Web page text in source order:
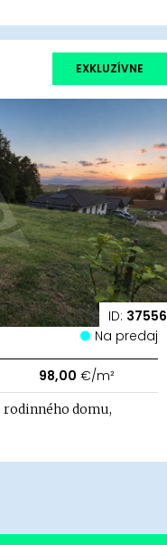
ID: 37556
EXKLUZÍVNE
Na predaj
98,00 €/m²
rodinného domu,